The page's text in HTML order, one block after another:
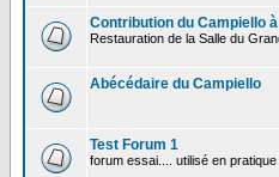
Contribution du Campiello
Restauration de la Salle du
Abécédaire du Campiello
Test Forum 1
forum essai.... utilisé en